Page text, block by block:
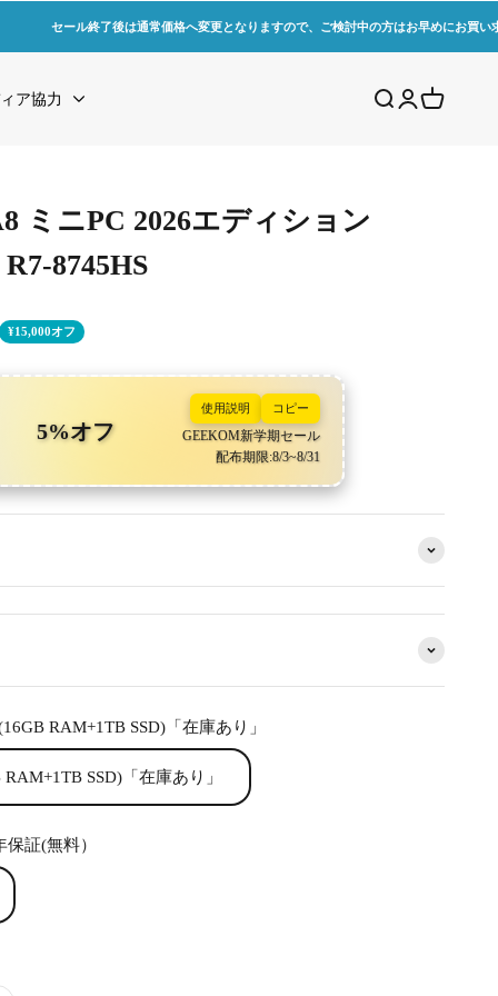
セール終了後は通常価格へ変更となりますので、ご検討中の方はお早めにお買い
ア協力 検索を開く
アカウント
カートを
ミニPC 2026エディション
8745HS
¥15,000オフ
5%オフ
使用説明 コピー
GEEKOM新学期セール
配布期限:8/3~8/31
RAM+1TB SSD)「在庫あり」
SSD)「在庫あり」
保証(無料）